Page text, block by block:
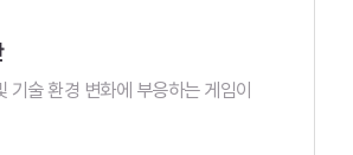
술 환경 변화에 부응하는 게임이